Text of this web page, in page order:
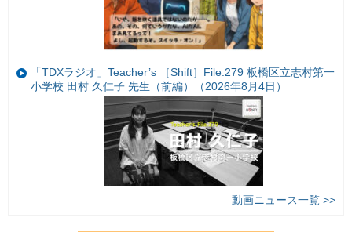
「TDXラジオ」Teacher’s ［Shift］File.279 板橋区立志村第一
小学校 田村 久仁子 先生（前編）（2026年8月4日）
動画ニュース一覧 >>